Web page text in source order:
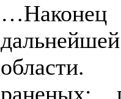
раненых: